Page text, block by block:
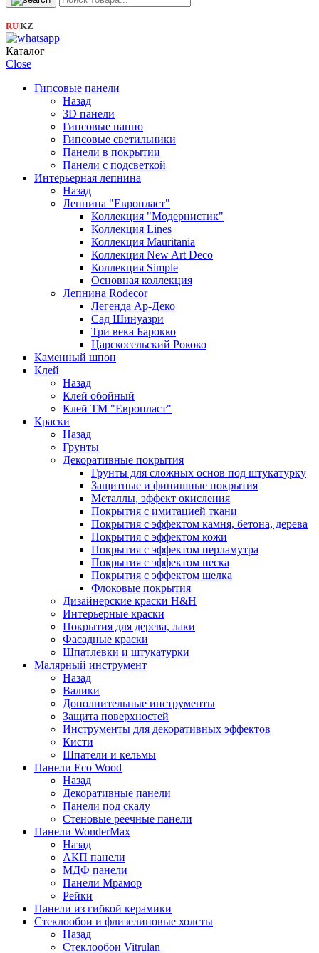
RU|KZ
Каталог
Close
Гипсовые панели
Назад
3D панели
Гипсовые панно
Гипсовые светильники
Панели в покрытии
Панели с подсветкой
Интерьерная лепнина
Назад
Лепнина "Европласт"
Коллекция "Модернистик"
Коллекция Lines
Коллекция Mauritania
Коллекция New Art Deco
Коллекция Simple
Основная коллекция
Лепнина Rodecor
Легенда Ар-Деко
Сад Шинуазри
Три века Барокко
Царскосельский Рококо
Каменный шпон
Клей
Назад
Клей обойный
Клей ТМ "Европласт"
Краски
Назад
Грунты
Декоративные покрытия
Грунты для сложных основ под штукатурку
Защитные и финишные покрытия
Металлы, эффект окисления
Покрытия с имитацией ткани
Покрытия с эффектом камня, бетона, дерева
Покрытия с эффектом кожи
Покрытия с эффектом перламутра
Покрытия с эффектом песка
Покрытия с эффектом шелка
Флоковые покрытия
Дизайнерские краски H&H
Интерьерные краски
Покрытия для дерева, лаки
Фасадные краски
Шпатлевки и штукатурки
Малярный инструмент
Назад
Валики
Дополнительные инструменты
Защита поверхностей
Инструменты для декоративных эффектов
Кисти
Шпатели и кельмы
Панели Eco Wood
Назад
Декоративные панели
Панели под скалу
Стеновые реечные панели
Панели WonderMax
Назад
АКП панели
МДФ панели
Панели Мрамор
Рейки
Панели из гибкой керамики
Стеклообои и флизелиновые холсты
Назад
Стеклообои Vitrulan